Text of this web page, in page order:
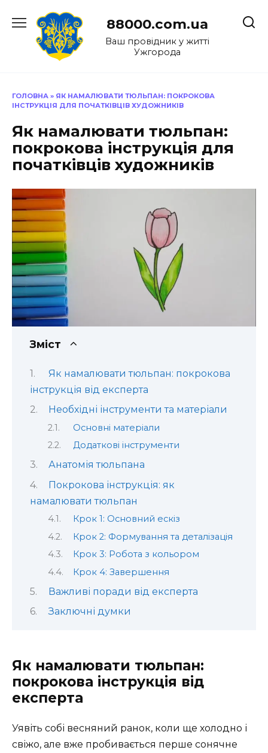
до
88000.com.ua
Ваш провідник у житті
Ужгорода
ГОЛОВНА » ЯК НАМАЛЮВАТИ ТЮЛЬПАН: ПОКРОКОВА
ІНСТРУКЦІЯ ДЛЯ ПОЧАТКІВЦІВ ХУДОЖНИКІВ
Як намалювати тюльпан:
покрокова інструкція для
початківців художників
Зміст
Як намалювати тюльпан: покрокова
інструкція від експерта
Необхідні інструменти та матеріали
Основні матеріали
Додаткові інструменти
Анатомія тюльпана
Покрокова інструкція: як
намалювати тюльпан
Крок 1: Основний ескіз
Крок 2: Формування та деталізація
Крок 3: Робота з кольором
Крок 4: Завершення
Важливі поради від експерта
Заключні думки
Як намалювати тюльпан:
покрокова інструкція від
експерта
Уявіть собі весняний ранок, коли ще холодно і
свіжо, але вже пробивається перше сонячне